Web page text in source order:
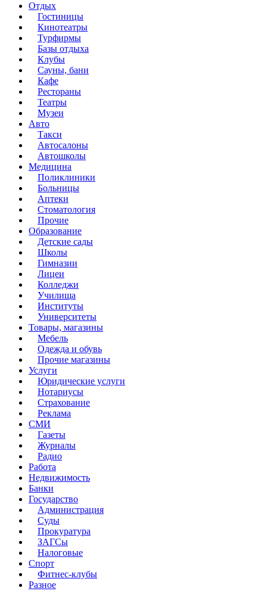
Отдых
Гостиницы
Кинотеатры
Турфирмы
Базы отдыха
Клубы
Сауны, бани
Кафе
Рестораны
Театры
Музеи
Авто
Такси
Автосалоны
Автошколы
Медицина
Поликлиники
Больницы
Аптеки
Стоматология
Прочие
Образование
Детские сады
Школы
Гимназии
Лицеи
Колледжи
Училища
Институты
Университеты
Товары, магазины
Мебель
Одежда и обувь
Прочие магазины
Услуги
Юридические услуги
Нотариусы
Страхование
Реклама
СМИ
Газеты
Журналы
Радио
Работа
Недвижимость
Банки
Государство
Администрация
Суды
Прокуратура
ЗАГСы
Налоговые
Спорт
Фитнес-клубы
Разное